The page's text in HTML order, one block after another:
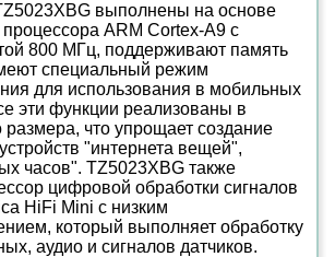
выполнены на основе
ARM Cortex-A9 с
800 МГц, поддерживают память
специальный режим
для использования в мобильных
эти функции реализованы в
размера, что упрощает создание
"интернета вещей",
часов". TZ5023XBG также
цифровой обработки сигналов
HiFi Mini с низким
который выполняет обработку
аудио и сигналов датчиков.